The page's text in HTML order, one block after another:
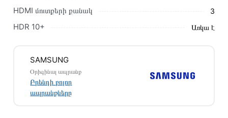
Մեր պրոֆեսիոնալ մենեջերները կմշակեն պատվերը և
կկապվեն ձեզ հետ՝ համաձայնեցնելու առաքման
պայմանները։ Նախքան առցանց պատվեր տեղադրելը,
Տվյալ ապրանքը սետիֆիկացված է և համպատասխանում է
բոլոր ստանդարտներին։ Գնված ապրանքի վերադարձը
կատարվում է 14 օրվա ընթացքում:
HDMI մուտքերի քանակ 3
HDR 10+ Առկա է
SAMSUNG
Օրիգինալ ապրանք
Բրենդի բոլոր
ապրանքները